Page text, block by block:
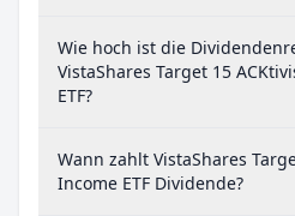
Wie hoch ist die
VistaShares Target 15
ETF?
Wann zahlt VistaShares
Income ETF Dividende?